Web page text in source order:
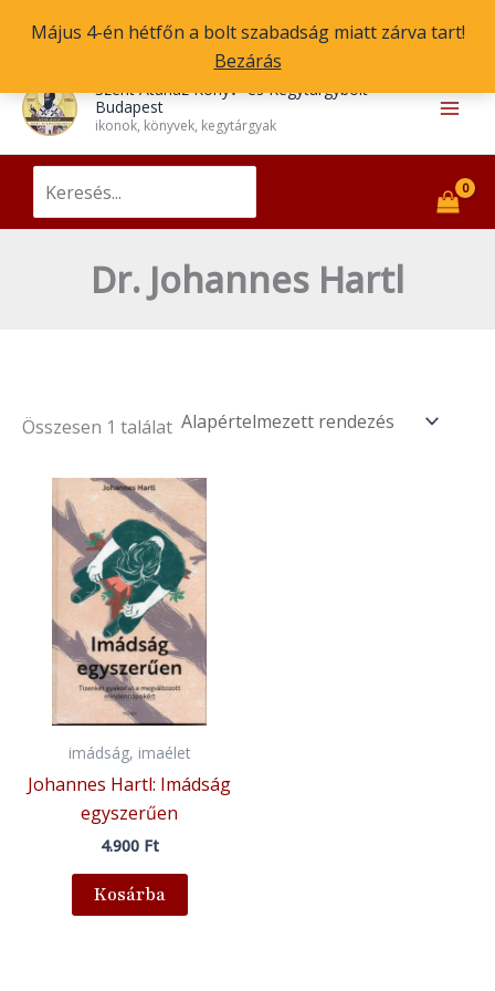
Május 4-én hétfőn a bolt szabadság miatt zárva tart!
Bezárás
Szent Atanáz Könyv- és Kegytárgybolt
Budapest
ikonok, könyvek, kegytárgyak
for:
Dr. Johannes Hartl
Összesen 1 találat
imádság, imaélet
Johannes Hartl: Imádság
egyszerűen
4.900 Ft
Kosárba